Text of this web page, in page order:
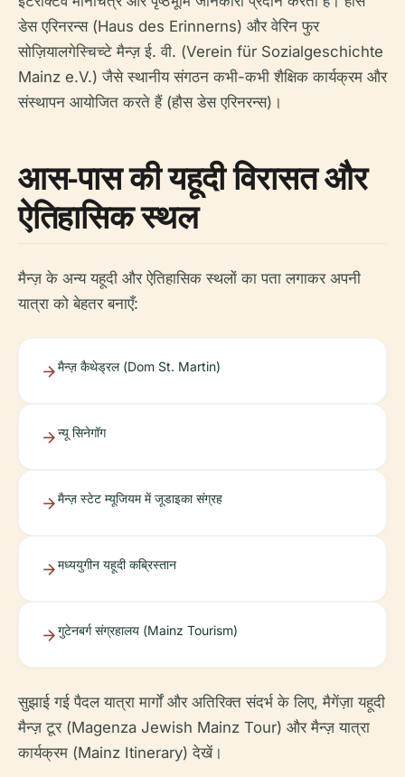
डेस एरिनरन्स (Haus des Erinnerns) और वेरिन फुर
सोज़ियालगेस्चिच्टे मैन्ज़ ई. वी. (Verein für Sozialgeschichte
Mainz e.V.) जैसे स्थानीय संगठन कभी-कभी शैक्षिक कार्यक्रम और
संस्थापन आयोजित करते हैं (हौस डेस एरिनरन्स)।
आस-पास की यहूदी विरासत और
ऐतिहासिक स्थल
मैन्ज़ के अन्य यहूदी और ऐतिहासिक स्थलों का पता लगाकर अपनी
यात्रा को बेहतर बनाएँ:
मैन्ज़ कैथेड्रल (Dom St. Martin)
न्यू सिनेगॉग
मैन्ज़ स्टेट म्यूजियम में जूडाइका संग्रह
मध्ययुगीन यहूदी कब्रिस्तान
गुटेनबर्ग संग्रहालय (Mainz Tourism)
सुझाई गई पैदल यात्रा मार्गों और अतिरिक्त संदर्भ के लिए, मैगेंज़ा यहूदी
मैन्ज़ टूर (Magenza Jewish Mainz Tour) और मैन्ज़ यात्रा
कार्यक्रम (Mainz Itinerary) देखें।